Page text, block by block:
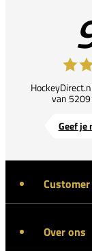
van
Geef je
Over ons